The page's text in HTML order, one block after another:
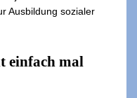
Ausbildung sozialer
einfach mal